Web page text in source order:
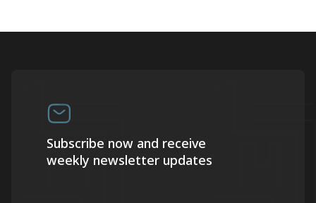
Subscribe now and receive
weekly newsletter updates